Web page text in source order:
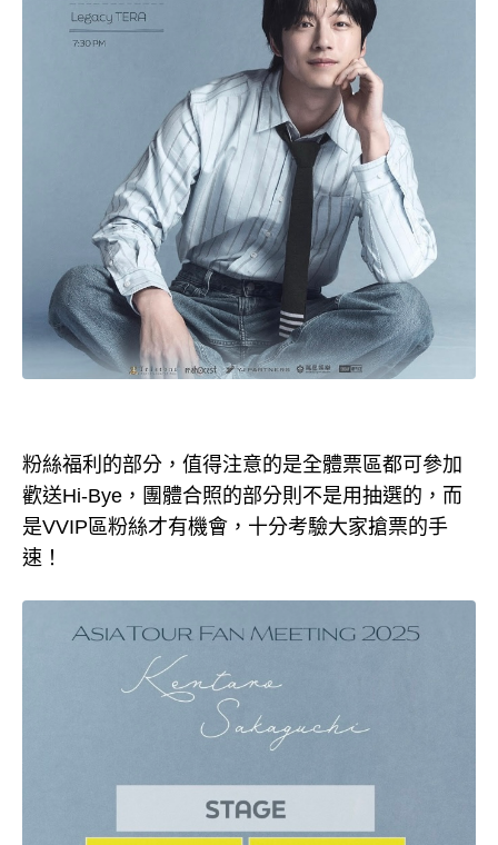
粉絲福利的部分，值得注意的是全體票區都可參加
歡送Hi-Bye，團體合照的部分則不是用抽選的，而
是VVIP區粉絲才有機會，十分考驗大家搶票的手
速！